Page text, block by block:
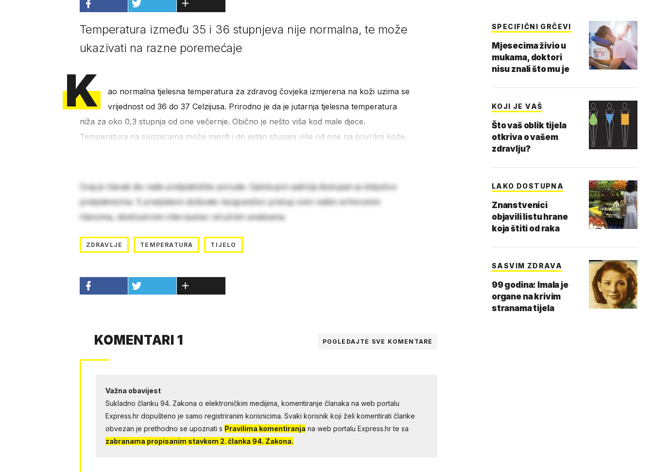
Temperatura između 35 i 36 stupnjeva nije normalna, te može
ukazivati na razne poremećaje
K
ao normalna tjelesna temperatura za zdravog čovjeka izmjerena na koži uzima se
vrijednost od 36 do 37 Celzijusa. Prirodno je da je jutarnja tjelesna temperatura
niža za oko 0,3 stupnja od one večernje. Obično je nešto viša kod male djece.
Temperatura na sluznicama može mjeriti i do jedan stupanj više od one na površini kože.
Ovaj je članak dio naše pretplatničke ponude. Cjelokupni sadržaj dostupan je isključivo
pretplatnicima. S pretplatom dobivate neograničen pristup svim našim arhiviranim
člancima, ekskluzivnim intervjuima i stručnim analizama.
ZDRAVLJE TEMPERATURA TIJELO
KOMENTARI 1 POGLEDAJTE SVE KOMENTARE
Važna obavijest
Sukladno članku 94. Zakona o elektroničkim medijima, komentiranje članaka na web portalu
Express.hr dopušteno je samo registriranim korisnicima. Svaki korisnik koji želi komentirati članke
obvezan je prethodno se upoznati s Pravilima komentiranja na web portalu Express.hr te sa
zabranama propisanim stavkom 2. članka 94. Zakona.
SPECIFIČNI GRČEVI
Mjesecima živio u
mukama, doktori
nisu znali što mu je
KOJI JE VAŠ
Što vaš oblik tijela
otkriva o vašem
zdravlju?
LAKO DOSTUPNA
Znanstvenici
objavili listu hrane
koja štiti od raka
SASVIM ZDRAVA
99 godina: Imala je
organe na krivim
stranama tijela